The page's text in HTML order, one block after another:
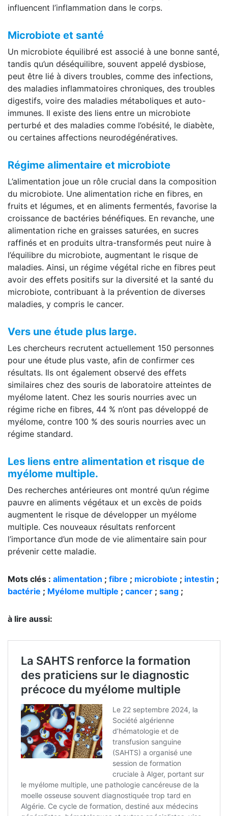
influencent l’inflammation dans le corps.
Microbiote et santé
Un microbiote équilibré est associé à une bonne santé,
tandis qu’un déséquilibre, souvent appelé dysbiose,
peut être lié à divers troubles, comme des infections,
des maladies inflammatoires chroniques, des troubles
digestifs, voire des maladies métaboliques et auto-
immunes. Il existe des liens entre un microbiote
perturbé et des maladies comme l’obésité, le diabète,
ou certaines affections neurodégénératives.
Régime alimentaire et microbiote
L’alimentation joue un rôle crucial dans la composition
du microbiote. Une alimentation riche en fibres, en
fruits et légumes, et en aliments fermentés, favorise la
croissance de bactéries bénéfiques. En revanche, une
alimentation riche en graisses saturées, en sucres
raffinés et en produits ultra-transformés peut nuire à
l’équilibre du microbiote, augmentant le risque de
maladies. Ainsi, un régime végétal riche en fibres peut
avoir des effets positifs sur la diversité et la santé du
microbiote, contribuant à la prévention de diverses
maladies, y compris le cancer.
Vers une étude plus large.
Les chercheurs recrutent actuellement 150 personnes
pour une étude plus vaste, afin de confirmer ces
résultats. Ils ont également observé des effets
similaires chez des souris de laboratoire atteintes de
myélome latent. Chez les souris nourries avec un
régime riche en fibres, 44 % n’ont pas développé de
myélome, contre 100 % des souris nourries avec un
régime standard.
Les liens entre alimentation et risque de
myélome multiple.
Des recherches antérieures ont montré qu’un régime
pauvre en aliments végétaux et un excès de poids
augmentent le risque de développer un myélome
multiple. Ces nouveaux résultats renforcent
l’importance d’un mode de vie alimentaire sain pour
prévenir cette maladie.
Mots clés : alimentation ; fibre ; microbiote ; intestin ;
bactérie ; Myélome multiple ; cancer ; sang ;
à lire aussi: